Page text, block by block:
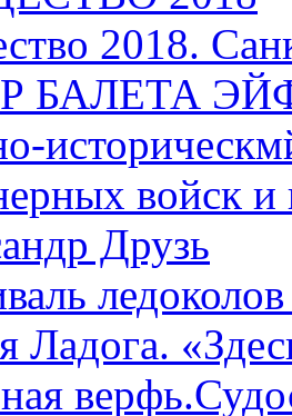
2018.
БАЛЕТА
войск и
Друзь
Ладога.